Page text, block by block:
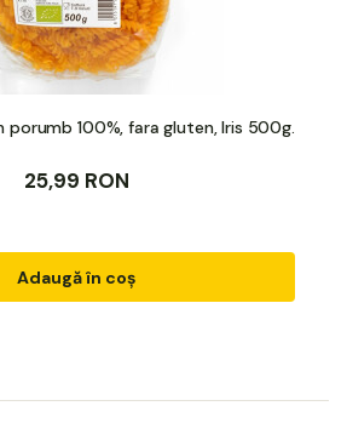
porumb 100%, fara gluten, Iris 500g.
25,99 RON
Adaugă în coș